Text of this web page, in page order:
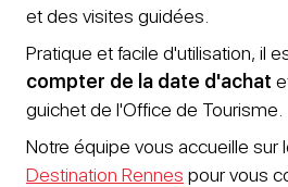
et des visites guidées.
Pratique et facile d'utilisation, il
compter de la date d'achat
guichet de l'Office de Tourisme.
Notre équipe vous accueille sur
Destination Rennes pour vous